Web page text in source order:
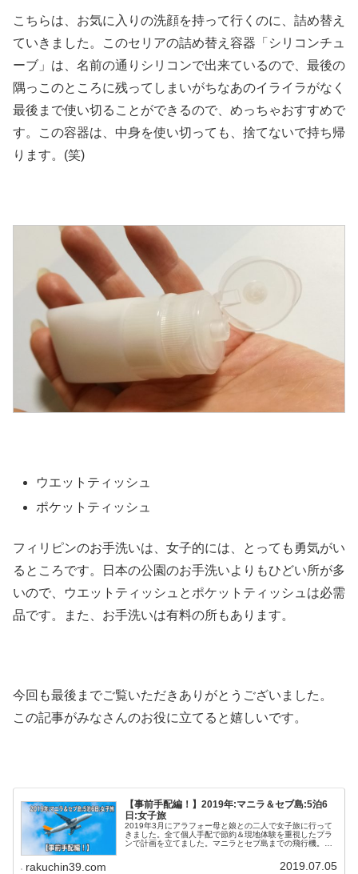
こちらは、お気に入りの洗顔を持って行くのに、詰め替え
ていきました。このセリアの詰め替え容器「シリコンチュ
ーブ」は、名前の通りシリコンで出来ているので、最後の
隅っこのところに残ってしまいがちなあのイライラがなく
最後まで使い切ることができるので、めっちゃおすすめで
す。この容器は、中身を使い切っても、捨てないで持ち帰
ります。(笑)
ウエットティッシュ
ポケットティッシュ
フィリピンのお手洗いは、女子的には、とっても勇気がい
るところです。日本の公園のお手洗いよりもひどい所が多
いので、ウエットティッシュとポケットティッシュは必需
品です。また、お手洗いは有料の所もあります。
今回も最後までご覧いただきありがとうございました。
この記事がみなさんのお役に立てると嬉しいです。
【事前手配編！】2019年:マニラ＆セブ島:5泊6
日:女子旅
2019年3月にアラフォー母と娘との二人で女子旅に行って
きました。全て個人手配で節約＆現地体験を重視したプラ
ンで計画を立てました。マニラとセブ島までの飛行機。マ
rakuchin39.com 2019.07.05